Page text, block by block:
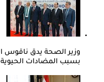
بسبب المضادات الحيوية